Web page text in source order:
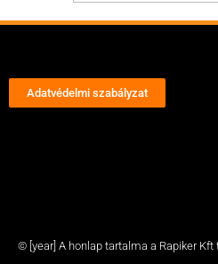
Adatvédelmi szabályzat
© [year] A honlap tartalma a Rapiker Kft